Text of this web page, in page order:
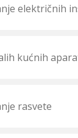
električnih
kućnih
rasvete